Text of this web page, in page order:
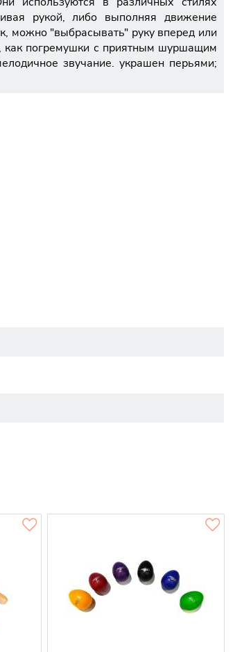
рукой, либо выполняя движение
можно "выбрасывать" руку вперед или
как погремушки с приятным шуршащим
звучание. украшен перьями;